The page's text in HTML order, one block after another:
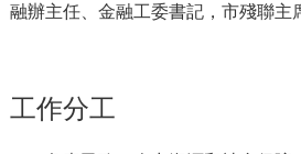
個人服務
融辦主任、金融工委書記，市殘聯主
工作分工